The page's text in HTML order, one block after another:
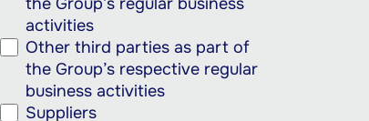
activities
Other third parties as part of
the Group’s respective regular
business activities
Suppliers